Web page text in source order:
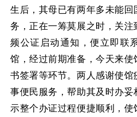
生后，其母已有两年多未能
务，正在一筹莫展之时，关
频公证启动通知，便立即联
馆，经过前期准备，今天来使
书签署等环节。两人感谢使馆
事便民服务，帮助其及时办妥
示整个办证过程便捷顺利，